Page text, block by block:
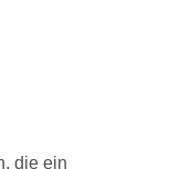
die ein